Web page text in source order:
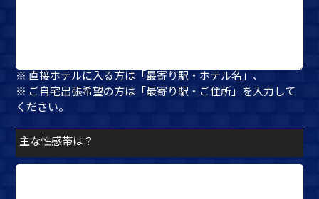
※ 直接ホテルに入る方は「最寄り駅・ホテル名」、
※ ご自宅出張希望の方は「最寄り駅・ご住所」を入力して
ください。
主な性感帯は？